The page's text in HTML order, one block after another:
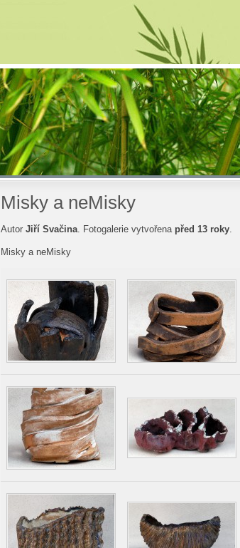
Misky a neMisky
Autor Jiří Svačina. Fotogalerie vytvořena před 13 roky.
Misky a neMisky